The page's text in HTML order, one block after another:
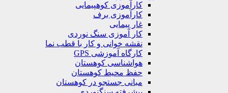
کارآموزی کوهپیمایی
کارآموزی برف
غار پیمایی
کار آموزی سنگ نوردی
نقشه خوانی و کار با قطب نما
کارگاه آموزشی GPS
هواشناسی کوهستان
حفظ محیط کوهستان
مبانی جستجو در کوهستان